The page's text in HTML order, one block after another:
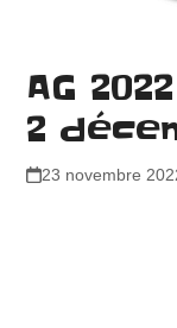
AG
2
23 novembre